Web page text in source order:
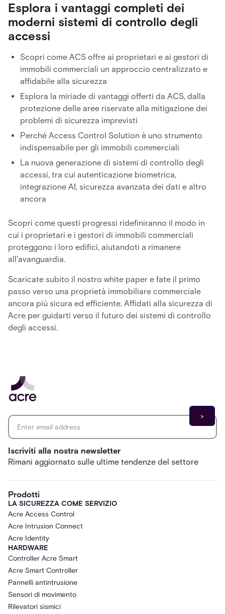
Esplora i vantaggi completi dei
moderni sistemi di controllo degli
accessi
Scopri come ACS offre ai proprietari e ai gestori di
immobili commerciali un approccio centralizzato e
affidabile alla sicurezza
Esplora la miriade di vantaggi offerti da ACS, dalla
protezione delle aree riservate alla mitigazione dei
problemi di sicurezza imprevisti
Perché Access Control Solution è uno strumento
indispensabile per gli immobili commerciali
La nuova generazione di sistemi di controllo degli
accessi, tra cui autenticazione biometrica,
integrazione AI, sicurezza avanzata dei dati e altro
ancora
Scopri come questi progressi ridefiniranno il modo in
cui i proprietari e i gestori di immobili commerciali
proteggono i loro edifici, aiutandoti a rimanere
all'avanguardia.
Scaricate subito il nostro white paper e fate il primo
passo verso una proprietà immobiliare commerciale
ancora più sicura ed efficiente. Affidati alla sicurezza di
Acre per guidarti verso il futuro dei sistemi di controllo
degli accessi.
Iscriviti alla nostra newsletter
Rimani aggiornato sulle ultime tendenze del settore
Prodotti
LA SICUREZZA COME SERVIZIO
Acre Access Control
Acre Intrusion Connect
Acre Identity
HARDWARE
Controller Acre Smart
Acre Smart Controller
Pannelli antintrusione
Sensori di movimento
Rilevatori sismici